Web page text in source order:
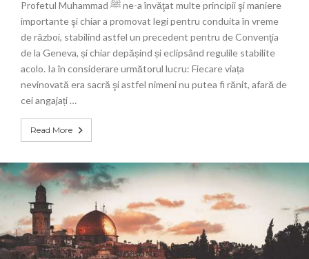
Profetul Muhammad ﷺ ne-a învăţat multe principii şi maniere
importante şi chiar a promovat legi pentru conduita în vreme
de război, stabilind astfel un precedent pentru de Convenţia
de la Geneva, și chiar depășind și eclipsând regulile stabilite
acolo. Ia în considerare următorul lucru: Fiecare viața
nevinovată era sacră şi astfel nimeni nu putea fi rănit, afară de
cei angajați …
Read More